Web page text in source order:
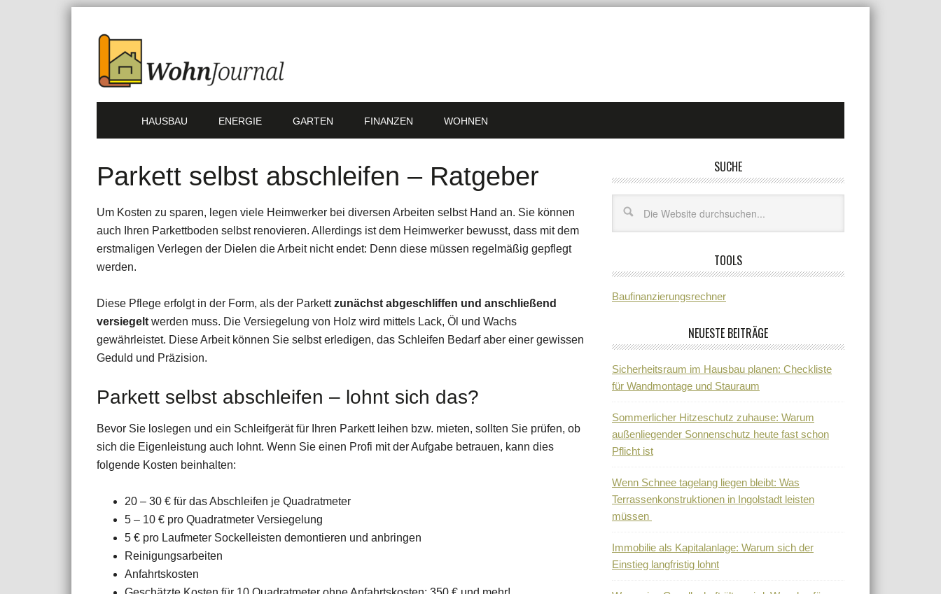
HAUSBAU ENERGIE GARTEN FINANZEN WOHNEN
Parkett selbst abschleifen – Ratgeber
Um Kosten zu sparen, legen viele Heimwerker bei diversen Arbeiten selbst Hand an. Sie können
auch Ihren Parkettboden selbst renovieren. Allerdings ist dem Heimwerker bewusst, dass mit dem
erstmaligen Verlegen der Dielen die Arbeit nicht endet: Denn diese müssen regelmäßig gepflegt
werden.
Diese Pflege erfolgt in der Form, als der Parkettzunächst abgeschliffen und anschließend
versiegelt werden muss. Die Versiegelung von Holz wird mittels Lack, Öl und Wachs
gewährleistet. Diese Arbeit können Sie selbst erledigen, das Schleifen Bedarf aber einer gewissen
Geduld und Präzision.
Parkett selbst abschleifen – lohnt sich das?
Bevor Sie loslegen und ein Schleifgerät für Ihren Parkett leihen bzw. mieten, sollten Sie prüfen, ob
sich die Eigenleistung auch lohnt. Wenn Sie einen Profi mit der Aufgabe betrauen, kann dies
folgende Kosten beinhalten:
20 – 30 € für das Abschleifen je Quadratmeter
5 – 10 € pro Quadratmeter Versiegelung
5 € pro Laufmeter Sockelleisten demontieren und anbringen
Reinigungsarbeiten
Anfahrtskosten
SUCHE
TOOLS
Baufinanzierungsrechner
NEUESTE BEITRÄGE
Sicherheitsraum im Hausbau planen: Checkliste
für Wandmontage und Stauraum
Sommerlicher Hitzeschutz zuhause: Warum
außenliegender Sonnenschutz heute fast schon
Pflicht ist
Wenn Schnee tagelang liegen bleibt: Was
Terrassenkonstruktionen in Ingolstadt leisten
müssen
Immobilie als Kapitalanlage: Warum sich der
Einstieg langfristig lohnt